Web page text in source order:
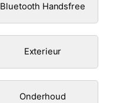
Bluetooth Handsfree
Exterieur
Onderhoud